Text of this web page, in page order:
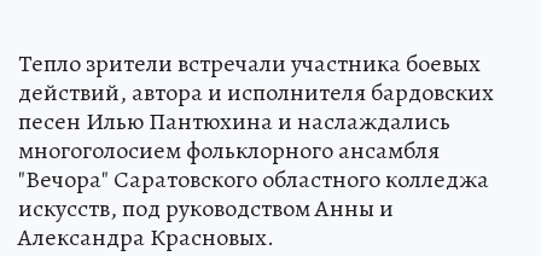
Тепло зрители встречали участника боевых
действий, автора и исполнителя бардовских
песен Илью Пантюхина и наслаждались
многоголосием фольклорного ансамбля
"Вечора" Саратовского областного колледжа
искусств, под руководством Анны и
Александра Красновых.